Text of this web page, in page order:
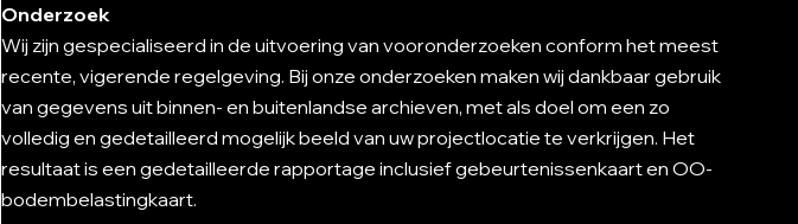
Onderzoek
Wij zijn gespecialiseerd in de uitvoering van vooronderzoeken conform het meest
recente, vigerende regelgeving. Bij onze onderzoeken maken wij dankbaar gebruik
van gegevens uit binnen- en buitenlandse archieven, met als doel om een zo
volledig en gedetailleerd mogelijk beeld van uw projectlocatie te verkrijgen. Het
resultaat is een gedetailleerde rapportage inclusief gebeurtenissenkaart en OO-
bodembelastingkaart.